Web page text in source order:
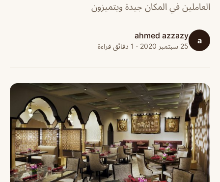
العاملين في المكان جيدة ويتميزون
a
ahmed azzazy
25 سبتمبر 2020 · 1 دقائق قراءة